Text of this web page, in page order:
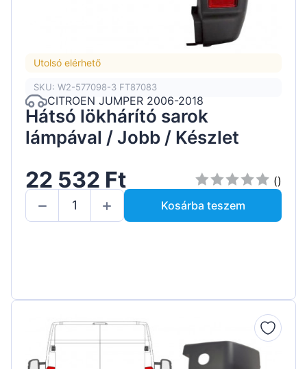
Utolsó elérhető
SKU: W2-577098-3 FT87083
CITROEN JUMPER 2006-2018
Hátsó lökhárító sarok
lámpával / Jobb / Készlet
22 532 Ft
()
Kosárba teszem